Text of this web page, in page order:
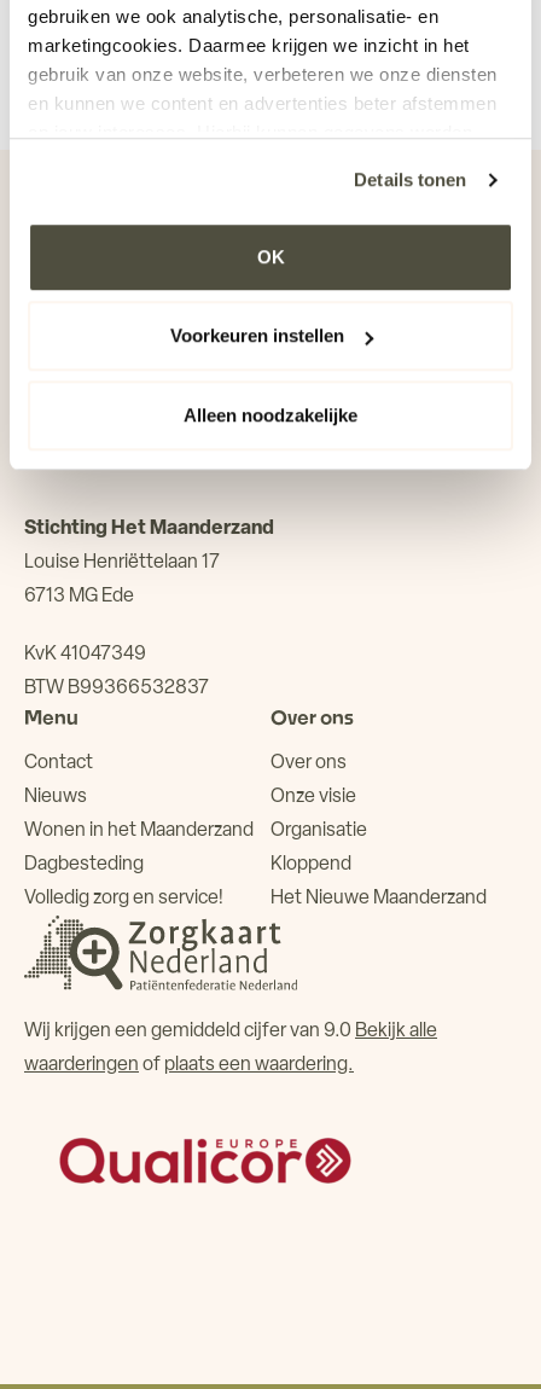
gebruiken we ook analytische, personalisatie- en
marketingcookies. Daarmee krijgen we inzicht in het
gebruik van onze website, verbeteren we onze diensten
en kunnen we content en advertenties beter afstemmen
noodzakelijk’ om alleen noodzakelijke cookies toe te
ieder moment wijzigen via onze cookie-instellingen. Meer
Details tonen
OK
Voorkeuren instellen
Alleen noodzakelijke
Waarom thuiszorg bij Het Maanderzand anders voelt
Recent Comments
Stichting Het Maanderzand
Louise Henriëttelaan 17
6713 MG Ede
KvK 41047349
BTW B99366532837
Menu
Contact
Nieuws
Wonen in het Maanderzand
Dagbesteding
Volledig zorg en service!
Over ons
Over ons
Onze visie
Organisatie
Kloppend
Het Nieuwe Maanderzand
Wij krijgen een gemiddeld cijfer van 9.0 Bekijk alle
waarderingen of plaats een waardering.